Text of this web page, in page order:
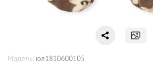
Модель: юл1810600105